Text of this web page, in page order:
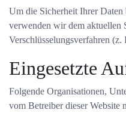
Um die Sicherheit Ihrer Daten
verwenden wir dem aktuellen
Verschlüsselungsverfahren
Eingesetzte
Folgende Organisationen,
vom Betreiber dieser Website